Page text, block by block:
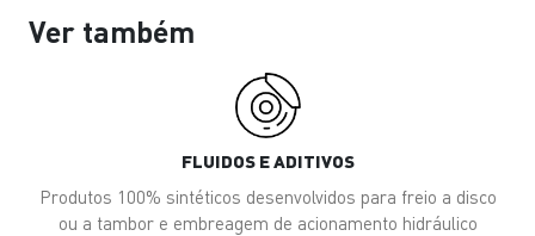
Ver também
FLUIDOS E ADITIVOS
Produtos 100% sintéticos desenvolvidos para freio a disco
ou a tambor e embreagem de acionamento hidráulico